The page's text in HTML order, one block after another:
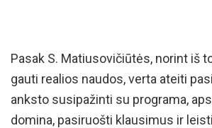
Pasak S. Matiusovičiūtės, norint iš
gauti realios naudos, verta ateiti
anksto susipažinti su programa,
domina, pasiruošti klausimus ir